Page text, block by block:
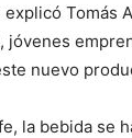
explicó Tomás
jóvenes
nuevo
la bebida se